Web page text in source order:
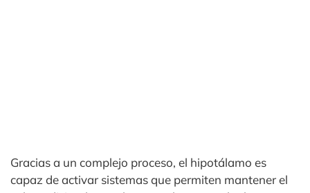
Gracias a un complejo proceso, el hipotálamo es
capaz de activar sistemas que permiten mantener el